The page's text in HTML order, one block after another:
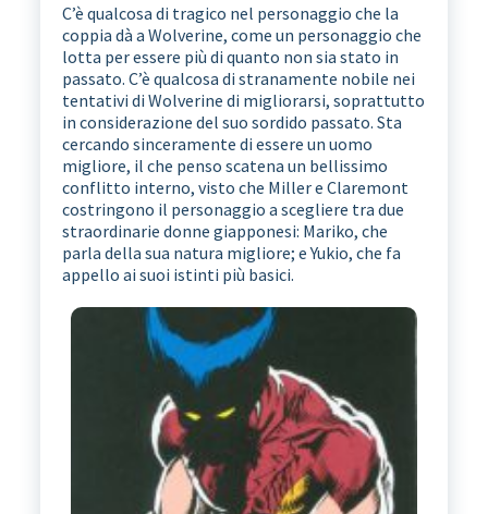
C’è qualcosa di tragico nel personaggio che la
coppia dà a Wolverine, come un personaggio che
lotta per essere più di quanto non sia stato in
passato. C’è qualcosa di stranamente nobile nei
tentativi di Wolverine di migliorarsi, soprattutto
in considerazione del suo sordido passato. Sta
cercando sinceramente di essere un uomo
migliore, il che penso scatena un bellissimo
conflitto interno, visto che Miller e Claremont
costringono il personaggio a scegliere tra due
straordinarie donne giapponesi: Mariko, che
parla della sua natura migliore; e Yukio, che fa
appello ai suoi istinti più basici.